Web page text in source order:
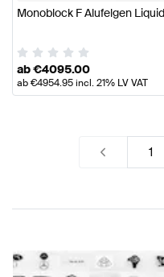
Monoblock F Alufelgen
ab€4095.00
ab€4954.95incl. 21% LV VAT